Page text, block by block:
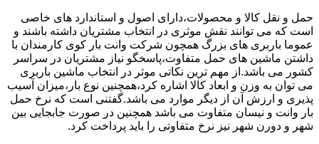
حمل و نقل کالا و محصولات،دارای اصول و استاندارد های خاصی
است که می توانند نقش موثری در انتخاب مشتریان داشته باشند و
عموما باربری های بزرگ همچون شرکت وانت بار کوی کارمندان با
داشتن ماشین های حمل متفاوت،پاسخگو نیاز مشتریان در سراسر
کشور می باشد.از مهم ترین نکاتی موثر در انتخاب ماشین باربری
می توان به وزن و ابعاد کالا اشاره کرد،همچنین نوع بار،میزان آسیب
پذیری و ارزش آن از دیگر موارد می باشد.گفتنی است که نرخ حمل
بار وانت و نیسان متفاوت می باشد همچنین در صورت جابجایی بین
شهر و دورن شهر نیز نرخ متفاوتی را باید پرداخت کرد.